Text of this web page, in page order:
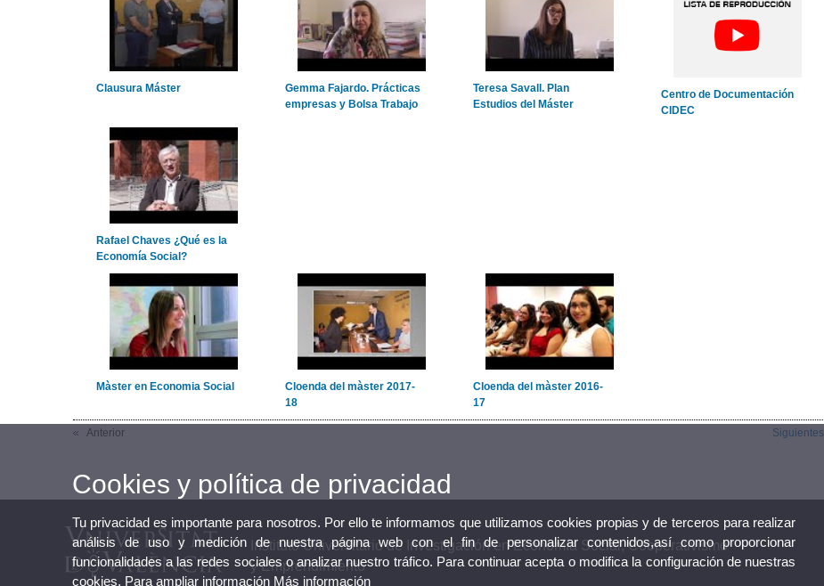
Clausura Máster
Gemma Fajardo. Prácticas
empresas y Bolsa Trabajo
Teresa Savall. Plan
Estudios del Máster
Centro de Documentación
CIDEC
Rafael Chaves ¿Qué es la
Economía Social?
Màster en Economia Social
Cloenda del màster 2017-
18
Cloenda del màster 2016-
17
Anterior Siguientes
Instituto Universitario de Investigación en Economía Social, Cooperativismo
y Emprendimiento
Cookies y política de privacidad
Tu privacidad es importante para nosotros. Por ello te informamos que utilizamos cookies propias y de terceros para realizar
análisis de uso y medición de nuestra página web con el fin de personalizar contenidos,así como proporcionar
funcionalidades a las redes sociales o analizar nuestro tráfico. Para continuar acepta o modifica la configuración de nuestras
cookies. Para ampliar información Más información